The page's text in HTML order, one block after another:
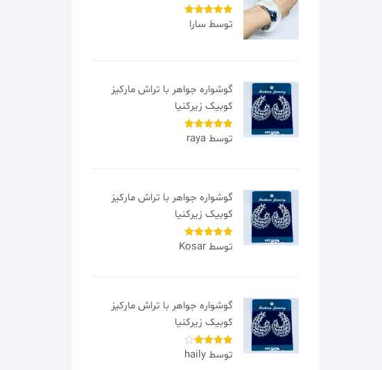
امتیاز 5از
توسط سارا
گوشواره جواهر با تراش مارکیز
کوبیک زیرکنیا
امتیاز 5از
توسط raya
گوشواره جواهر با تراش مارکیز
کوبیک زیرکنیا
امتیاز 5از
توسط Kosar
گوشواره جواهر با تراش مارکیز
کوبیک زیرکنیا
امتیاز 4
از 5
توسط haily